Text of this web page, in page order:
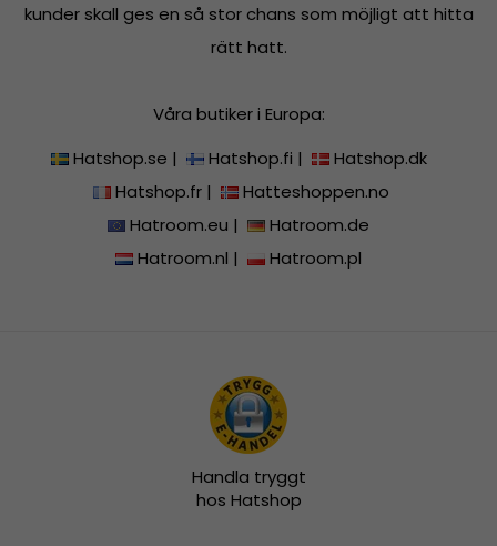
kunder skall ges en så stor chans som möjligt att hitta
rätt hatt.
Våra butiker i Europa:
Hatshop.se | Hatshop.fi |
Hatshop.dk
Hatshop.fr|
Hatteshoppen.no
Hatroom.eu |
Hatroom.de
Hatroom.nl | Hatroom.pl
Handla tryggt
hos Hatshop